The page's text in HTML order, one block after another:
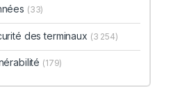
(33)
des terminaux (3 254)
(179)